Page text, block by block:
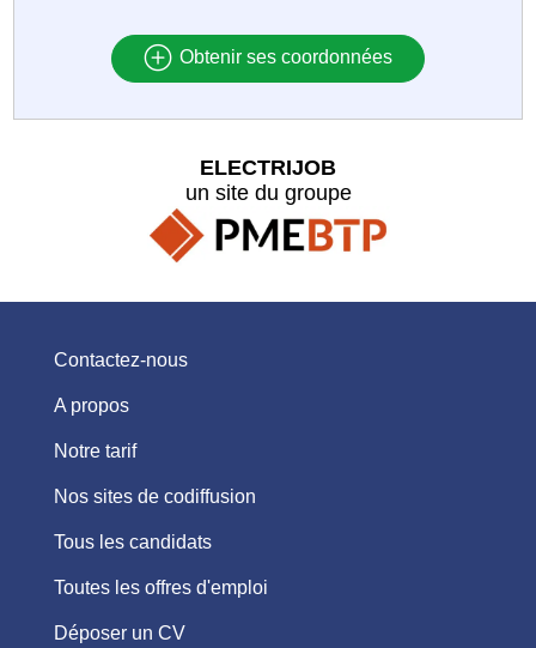
Obtenir ses coordonnées
ELECTRIJOB
un site du groupe
Contactez-nous
A propos
Notre tarif
Nos sites de codiffusion
Tous les candidats
Toutes les offres d'emploi
Déposer un CV